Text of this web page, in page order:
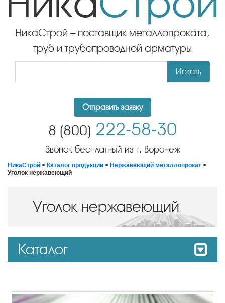
НикаСтрой – поставщик металлопроката,
труб и трубопроводной арматуры
Искать
Отправить заявку
8 (800) 222-58-30
Звонок бесплатный из г. Воронеж
НикаСтрой > Каталог продукции > Нержавеющий металлопрокат >
Уголок нержавеющий
Уголок нержавеющий
Каталог